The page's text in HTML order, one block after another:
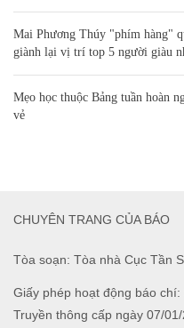
Mai Phương Thúy "phím hàng"
giành lại vị trí top 5 người giàu
Mẹo học thuộc Bảng tuần hoàn
vẻ
Tòa soạn: Tòa nhà Cục Tần
Giấy phép hoạt động báo
Truyền thông cấp ngày 07/01/
CHUYÊN TRANG CỦA BÁO